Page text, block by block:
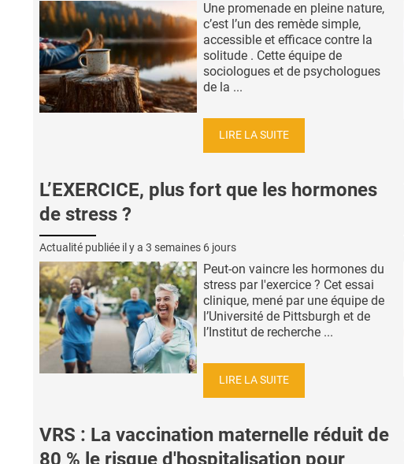
Une promenade en pleine nature,
c’est l’un des remède simple,
accessible et efficace contre la
solitude . Cette équipe de
sociologues et de psychologues
de la ...
LIRE LA SUITE
L’EXERCICE, plus fort que les hormones
de stress ?
Actualité publiée il y a 3 semaines 6 jours
Peut-on vaincre les hormones du
stress par l'exercice ? Cet essai
clinique, mené par une équipe de
l’Université de Pittsburgh et de
l’Institut de recherche ...
LIRE LA SUITE
VRS : La vaccination maternelle réduit de
80 % le risque d'hospitalisation pour